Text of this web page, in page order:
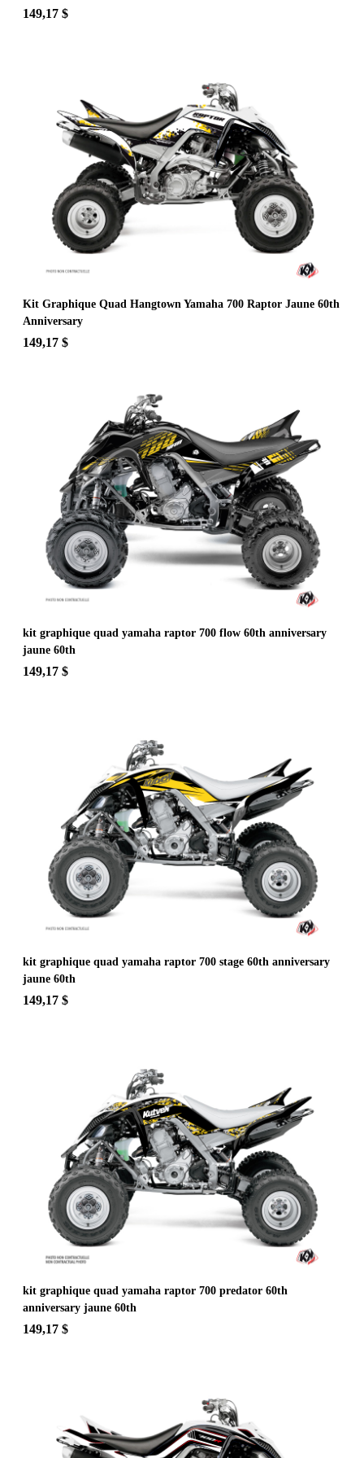
149,17 $
Kit Graphique Quad Hangtown Yamaha 700 Raptor Jaune 60th
Anniversary
149,17 $
kit graphique quad yamaha raptor 700 flow 60th anniversary
jaune 60th
149,17 $
kit graphique quad yamaha raptor 700 stage 60th anniversary
jaune 60th
149,17 $
kit graphique quad yamaha raptor 700 predator 60th
anniversary jaune 60th
149,17 $